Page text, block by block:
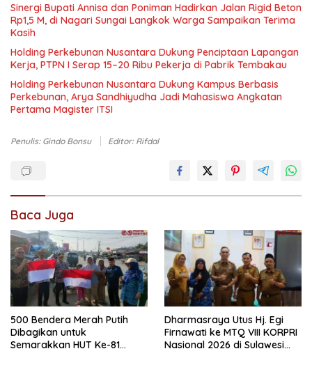
Sinergi Bupati Annisa dan Poniman Hadirkan Jalan Rigid Beton
Rp1,5 M, di Nagari Sungai Langkok Warga Sampaikan Terima
Kasih
Holding Perkebunan Nusantara Dukung Penciptaan Lapangan
Kerja, PTPN I Serap 15–20 Ribu Pekerja di Pabrik Tembakau
Holding Perkebunan Nusantara Dukung Kampus Berbasis
Perkebunan, Arya Sandhiyudha Jadi Mahasiswa Angkatan
Pertama Magister ITSI
Penulis: Gindo Bonsu Editor: Rifdal
Baca Juga
500 Bendera Merah Putih
Dibagikan untuk
Semarakkan HUT Ke-81
Dharmasraya Utus Hj. Egi
Firnawati ke MTQ VIII KORPRI
Nasional 2026 di Sulawesi